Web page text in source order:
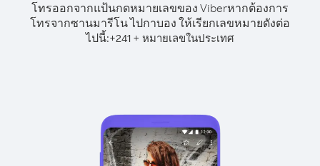
โทรออกจากแป้นกดหมายเลขของ Viberหากต้องการ
โทรจากซานมารีโน ไปกาบอง ให้เรียกเลขหมายดังต่อ
ไปนี้:+241 + หมายเลขในประเทศ